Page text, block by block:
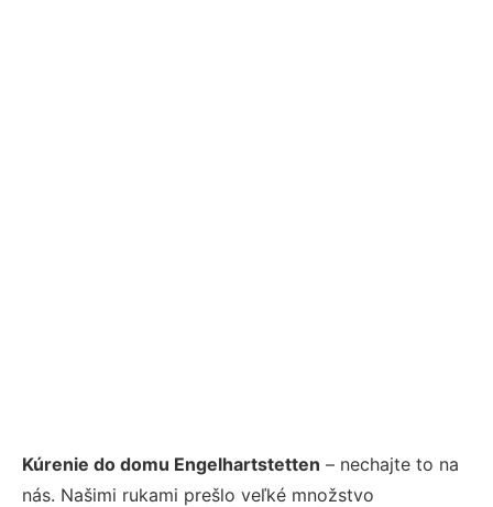
Kúrenie do domu Engelhartstetten – nechajte to na
nás. Našimi rukami prešlo veľké množstvo